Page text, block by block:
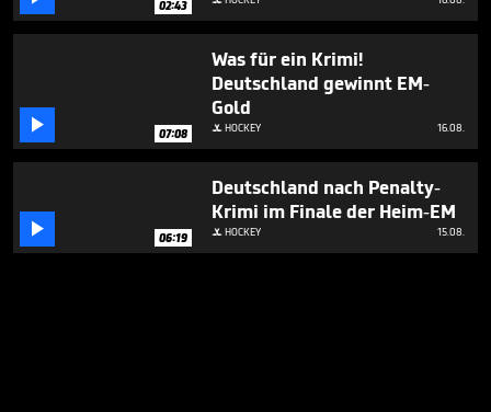
02:43
 07:08
Was für ein Krimi!
Deutschland gewinnt EM-
Gold
HOCKEY 16.08.
 06:19
Deutschland nach Penalty-
Krimi im Finale der Heim-EM
HOCKEY 15.08.